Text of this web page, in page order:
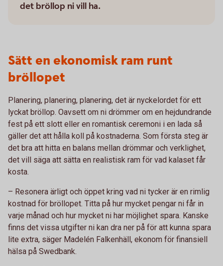
det bröllop ni vill ha.
Sätt en ekonomisk ram runt
bröllopet
Planering, planering, planering, det är nyckelordet för ett
lyckat bröllop. Oavsett om ni drömmer om en hejdundrande
fest på ett slott eller en romantisk ceremoni i en lada så
gäller det att hålla koll på kostnaderna. Som första steg är
det bra att hitta en balans mellan drömmar och verklighet,
det vill säga att sätta en realistisk ram för vad kalaset får
kosta.
– Resonera ärligt och öppet kring vad ni tycker är en rimlig
kostnad för bröllopet. Titta på hur mycket pengar ni får in
varje månad och hur mycket ni har möjlighet spara. Kanske
finns det vissa utgifter ni kan dra ner på för att kunna spara
lite extra, säger Madelén Falkenhäll, ekonom för finansiell
hälsa på Swedbank.